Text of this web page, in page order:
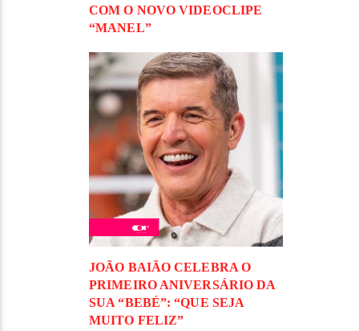
COM O NOVO VIDEOCLIPE
“MANEL”
JOÃO BAIÃO CELEBRA O
PRIMEIRO ANIVERSÁRIO DA
SUA “BEBÉ”: “QUE SEJA
MUITO FELIZ”